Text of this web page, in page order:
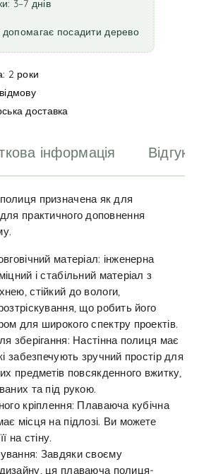
3–7 днів
посадити дерево
2 роки
доставка
інформація
призначена як для
практичного доповнення
матеріал: інженерна
і стабільний матеріал з
стійкий до вологи,
що робить його
для широкого спектру проектів.
зберігання: Настінна полиця має
забезпечують зручний простір для
предметів повсякденного вжитку,
та під рукою.
кріплення: Плаваюча кубічна
місця на підлозі. Ви можете
на стіну.
Завдяки своєму
ця плаваюча полиця-